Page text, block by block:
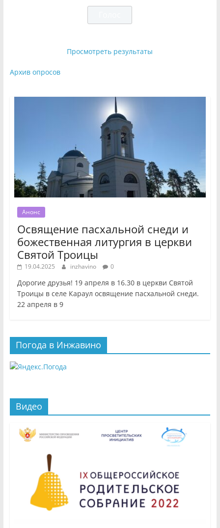
Просмотреть результаты
Архив опросов
Анонс
Освящение пасхальной снеди и
божественная литургия в церкви
Святой Троицы
19.04.2025 inzhavino 0
Дорогие друзья! 19 апреля в 16.30 в церкви Святой
Троицы в селе Караул освящение пасхальной снеди.
22 апреля в 9
Погода в Инжавино
Видео